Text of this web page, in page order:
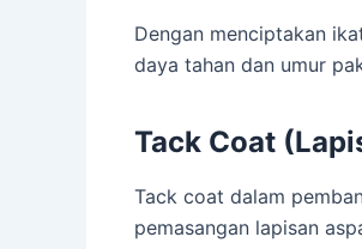
Dengan menciptakan
daya tahan dan umur
Tack Coat
Tack coat dalam
pemasangan lapisan